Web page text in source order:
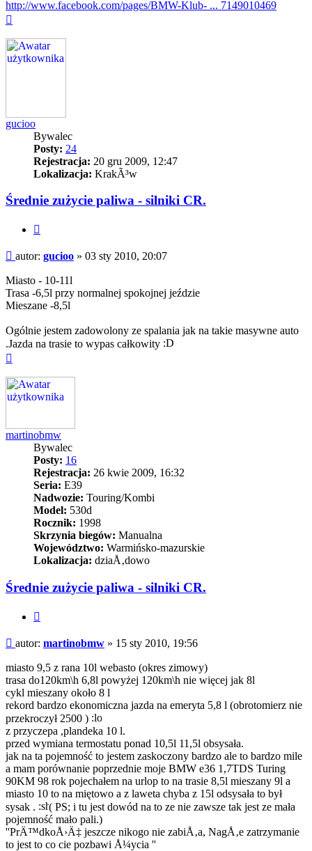
http://www.facebook.com/pages/BMW-Klub- ... 7149010469
gucioo
Bywalec
Posty: 24
Rejestracja: 20 gru 2009, 12:47
Lokalizacja: KrakÃ³w
Średnie zużycie paliwa - silniki CR.
Post
autor: gucioo » 03 sty 2010, 20:07
Miasto - 10-11l
Trasa -6,5l przy normalnej spokojnej jeździe
Mieszane -8,5l
Ogólnie jestem zadowolony ze spalania jak na takie masywne auto
.Jazda na trasie to wypas całkowity
martinobmw
Bywalec
Posty: 16
Rejestracja: 26 kwie 2009, 16:32
Seria: E39
Nadwozie: Touring/Kombi
Model: 530d
Rocznik: 1998
Skrzynia biegów: Manualna
Województwo: Warmińsko-mazurskie
Lokalizacja: dziaÅ‚dowo
Średnie zużycie paliwa - silniki CR.
Post
autor: martinobmw » 15 sty 2010, 19:56
miasto 9,5 z rana 10l webasto (okres zimowy)
trasa do120km\h 6,8l powyżej 120km\h nie więcej jak 8l
cykl mieszany około 8 l
rekord bardzo ekonomiczna jazda na emeryta 5,8 l (obrotomierz nie
przekroczył 2500 )
z przyczepa ,plandeka 10 l.
przed wymiana termostatu ponad 10,5l 11,5l obsysała.
jak na ta pojemność to jestem zaskoczony bardzo ale to bardzo mile
a mam porównanie poprzednie moje BMW e36 1,7TDS Turing
90KM 98 rok pojechałem na urlop to na trasie 8,5l mieszany 9l a
miasto 10 to na miętowo a z laweta chyba z 15l odsysała to był
sysak .
( PS; i tu jest dowód na to ze nie zawsze tak jest ze mała
pojemność mało pali.)
''PrÄ™dkoÅ›Ä‡ jeszcze nikogo nie zabiÅ‚a, NagÅ‚e zatrzymanie
to jest to co cie pozbawi Å¼ycia ''